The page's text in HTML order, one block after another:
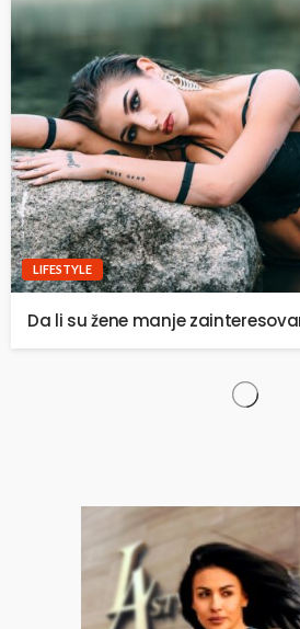
LIFESTYLE
Da li su žene manje